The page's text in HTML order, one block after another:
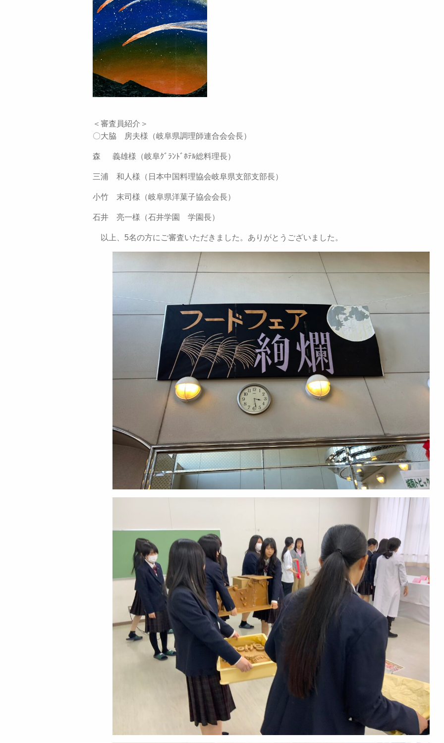
＜審査員紹介＞
〇大脇 房夫様（岐阜県調理師連合会会長）
森 義雄様（岐阜ｸﾞﾗﾝﾄﾞﾎﾃﾙ総料理長）
三浦 和人様（日本中国料理協会岐阜県支部支部長）
小竹 末司様（岐阜県洋菓子協会会長）
石井 亮一様（石井学園 学園長）
以上、5名の方にご審査いただきました。ありがとうございました。